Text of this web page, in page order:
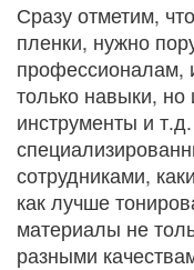
Сразу отметим,
пленки, нужно
профессионалам,
только навыки,
инструменты и
сотрудниками,
как лучше
материалы не
разными